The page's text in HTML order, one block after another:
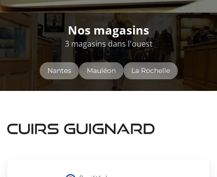
Nos magasins
3 magasins dans l'ouest
Nantes Mauléon La Rochelle